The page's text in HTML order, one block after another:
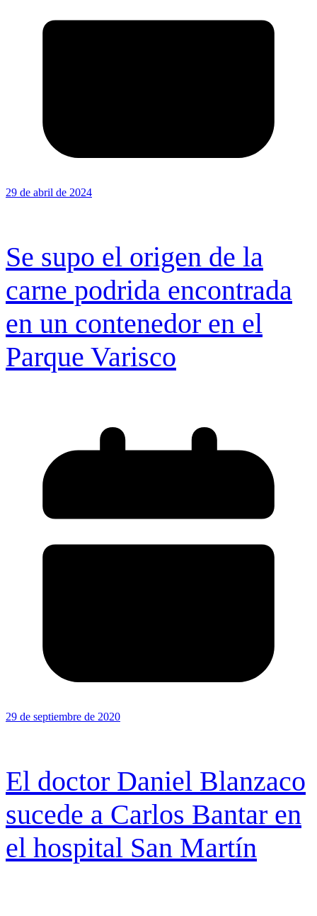
29 de abril de 2024
Se supo el origen de la
carne podrida encontrada
en un contenedor en el
Parque Varisco
29 de septiembre de 2020
El doctor Daniel Blanzaco
sucede a Carlos Bantar en
el hospital San Martín